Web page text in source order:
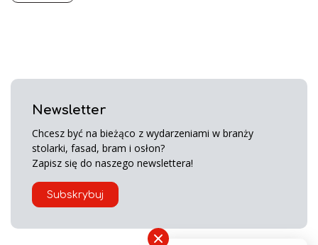
Newsletter
Chcesz być na bieżąco z wydarzeniami w branży
stolarki, fasad, bram i osłon?
Zapisz się do naszego newslettera!
Subskrybuj
×